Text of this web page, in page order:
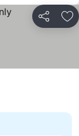
Partilhar